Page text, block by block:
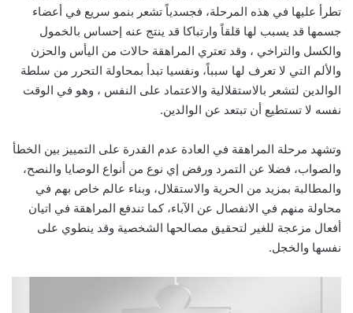
تطرأ عليها في هذه المرحلة، فجسدياً تشعر بنمو سريع في أعضاء
جسمها قد يسبب لها قلقاً وارتباكا قد ينتج عنه إحساس بالخمول
والكسل والتراخي ، وقد تعتري المراهقة حالات من اليأس والحزن
والألم التي لا تعرف لها سبباً، ونفسيا تبدأ بمحاولة التحرر من سلطة
الوالدين لتشعر بالاستقلالية والاعتماد على النفس ، وهو في الوقت
نفسه لا تستطيع أن تبتعد عن الوالدين.
وتشهد مرحلة المراهقة في العادة عدم القدرة على التمييز بين الخطأ
والصواب، فضلا عن التمرد ورفض إي نوع من أنواع الوصايا والنصح،
والمطالبة بمزيد من الحرية والاستقلال، وبناء عالم خاص بهم في
محاولة منهم في الانفصال عن الآباء، كما تندفع المراهقة في اتيان
أفعال مزعجة للغير لتحقيق مصالحها الشخصية وقد ينطوي على
نفسها والخجل.